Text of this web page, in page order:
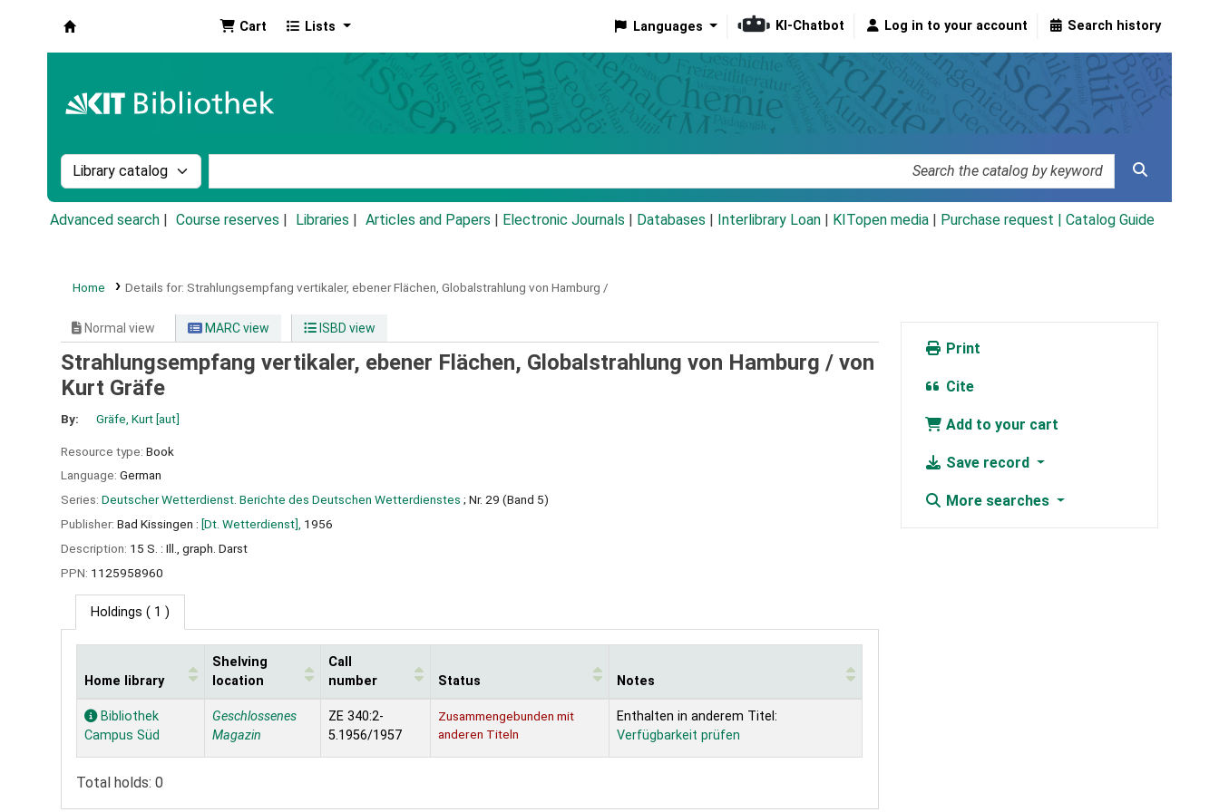
Cart Lists Languages KI-Chatbot Log in to your account Search history
Search the catalog by:
Advanced search Course reserves Libraries Articles and Papers Electronic Journals Databases Interlibrary Loan KITopen media Purchase request | Catalog Guide
Home Details for: Strahlungsempfang vertikaler, ebener Flächen, Globalstrahlung von Hamburg /
Normal view MARC view ISBD view
Strahlungsempfang vertikaler, ebener Flächen, Globalstrahlung von Hamburg / von
Kurt Gräfe
By: Gräfe, Kurt[aut]
Resource type: Book
Language: German
Series: Deutscher Wetterdienst. Berichte des Deutschen Wetterdienstes ; Nr. 29 (Band 5)
Publisher: Bad Kissingen : [Dt. Wetterdienst], 1956
Description: 15 S. : Ill., graph. Darst
PPN: 1125958960
Holdings ( 1 )
Holdings
Home library
Shelving
location
Call
number
Status Notes
Bibliothek
Campus Süd
Geschlossenes
Magazin
ZE 340:2-
5.1956/1957
Zusammengebunden mit
anderen Titeln
Enthalten in anderem Titel:
Verfügbarkeit prüfen
Total holds: 0
Print
Cite
Add to your cart
Save record
More searches